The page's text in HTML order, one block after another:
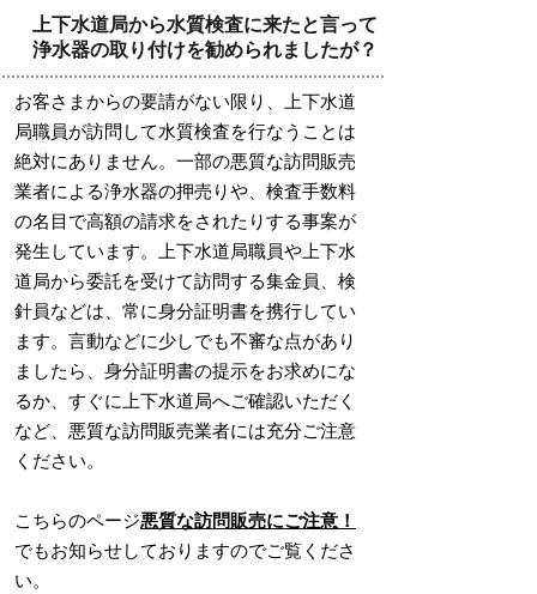
上下水道局から水質検査に来たと言って
浄水器の取り付けを勧められましたが？
お客さまからの要請がない限り、上下水道
局職員が訪問して水質検査を行なうことは
絶対にありません。一部の悪質な訪問販売
業者による浄水器の押売りや、検査手数料
の名目で高額の請求をされたりする事案が
発生しています。上下水道局職員や上下水
道局から委託を受けて訪問する集金員、検
針員などは、常に身分証明書を携行してい
ます。言動などに少しでも不審な点があり
ましたら、身分証明書の提示をお求めにな
るか、すぐに上下水道局へご確認いただく
など、悪質な訪問販売業者には充分ご注意
ください。
こちらのページ悪質な訪問販売にご注意！
でもお知らせしておりますのでご覧くださ
い。